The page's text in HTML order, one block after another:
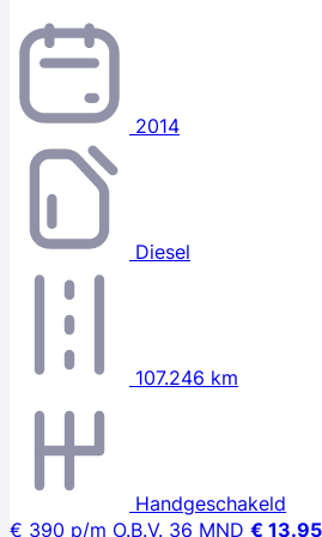
2014
Diesel
107.246 km
Handgeschakeld
€ 390 p/m O.B.V. 36 MND €